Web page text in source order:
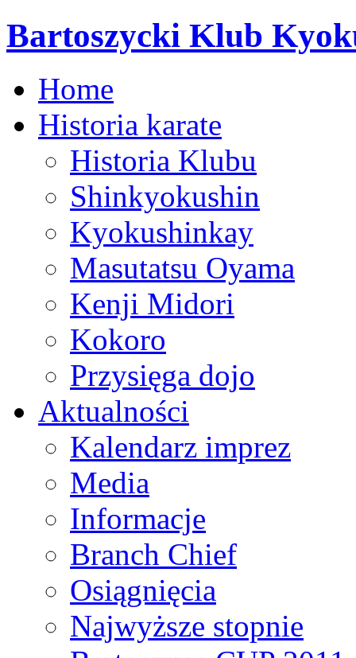
Bartoszycki Klub
Home
Historia karate
Historia Klubu
Shinkyokushin
Kyokushinkay
Masutatsu Oyama
Kenji Midori
Kokoro
Przysięga dojo
Aktualności
Kalendarz imprez
Media
Informacje
Branch Chief
Osiągnięcia
Najwyższe stopnie